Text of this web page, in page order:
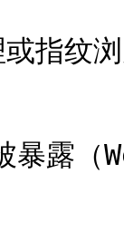
指纹
露（